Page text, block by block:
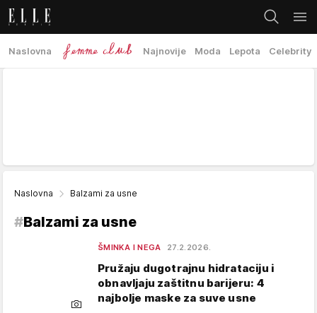
Naslovna Najnovije Moda Lepota Celebrity
Naslovna Balzami za usne
#Balzami za usne
ŠMINKA I NEGA 27.2.2026.
Pružaju dugotrajnu hidrataciju i
obnavljaju zaštitnu barijeru: 4
najbolje maske za suve usne